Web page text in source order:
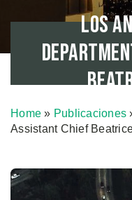
Los
Home » Publicaciones
Assistant Chief